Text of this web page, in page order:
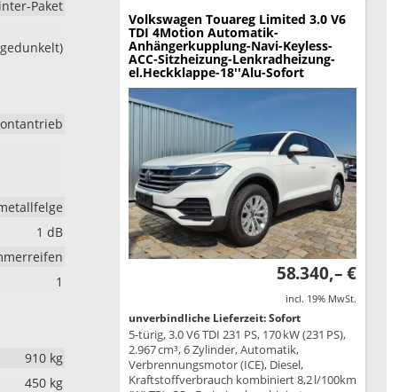
Paket
1 dB
1
910 kg
450 kg
Volkswagen Touareg Limited 3.0 V6
TDI 4Motion Automatik-
Anhängerkupplung-Navi-Keyless-
ACC-Sitzheizung-Lenkradheizung-
el.Heckklappe-18''Alu-Sofort
58.340,– €
incl. 19% MwSt.
unverbindliche Lieferzeit: Sofort
5-türig, 3.0 V6 TDI 231 PS, 170 kW (231 PS),
2.967 cm³, 6 Zylinder, Automatik,
Verbrennungsmotor (ICE), Diesel,
Kraftstoffverbrauch kombiniert 8,2 l/100km